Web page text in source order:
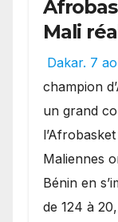
Mali
festival
une
Bénin.
Dakar. 7
champion
un grand
Maliennes
Bénin en
de 124 à